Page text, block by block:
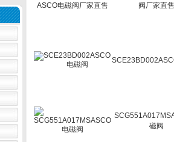
阀厂家直售
磁阀